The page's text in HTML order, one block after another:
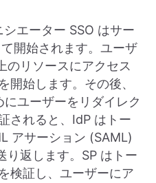
エーター SSO はサー
開始されます。ユーザ
のリソースにアクセス
開始します。その後、
ユーザーをリダイレク
されると、IdP はトー
アサーション (SAML)
り返します。SP はトー
検証し、ユーザーにア